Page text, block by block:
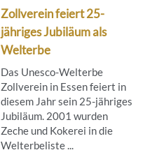
Zollverein feiert 25-
jähriges Jubiläum als
Welterbe
Das Unesco-Welterbe
Zollverein in Essen feiert in
diesem Jahr sein 25-jähriges
Jubiläum. 2001 wurden
Zeche und Kokerei in die
Welterbeliste ...